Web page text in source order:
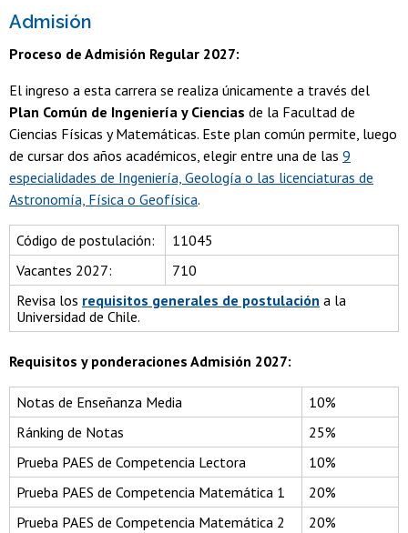
Admisión
Proceso de Admisión Regular 2027:
El ingreso a esta carrera se realiza únicamente a través del
Plan Común de Ingeniería y Ciencias de la Facultad de
Ciencias Físicas y Matemáticas. Este plan común permite, luego
de cursar dos años académicos, elegir entre una de las 9
especialidades de Ingeniería, Geología o las licenciaturas de
Astronomía, Física o Geofísica.
Código de postulación:
11045
Vacantes 2027:
710
Revisa los requisitos generales de postulación a la
Universidad de Chile.
Requisitos y ponderaciones Admisión 2027:
Notas de Enseñanza Media
10%
Ránking de Notas
25%
Prueba PAES de Competencia Lectora
10%
Prueba PAES de Competencia Matemática 1
20%
Prueba PAES de Competencia Matemática 2
20%